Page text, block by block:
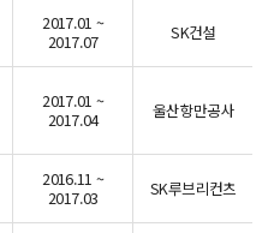
2017.01 ~
2017.07
SK건설
2017.01 ~
2017.04
울산항만공사
2016.11 ~
2017.03
SK루브리컨츠